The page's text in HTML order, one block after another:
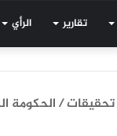
تقارير الرأي
تحقيقات/الحكومة